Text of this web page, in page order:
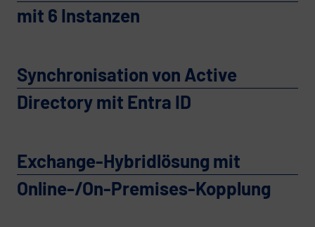
mit 6 Instanzen
Synchronisation von Active
Directory mit Entra ID
Exchange-Hybridlösung mit
Online-/On-Premises-Kopplung